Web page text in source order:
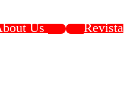
Us
Revista